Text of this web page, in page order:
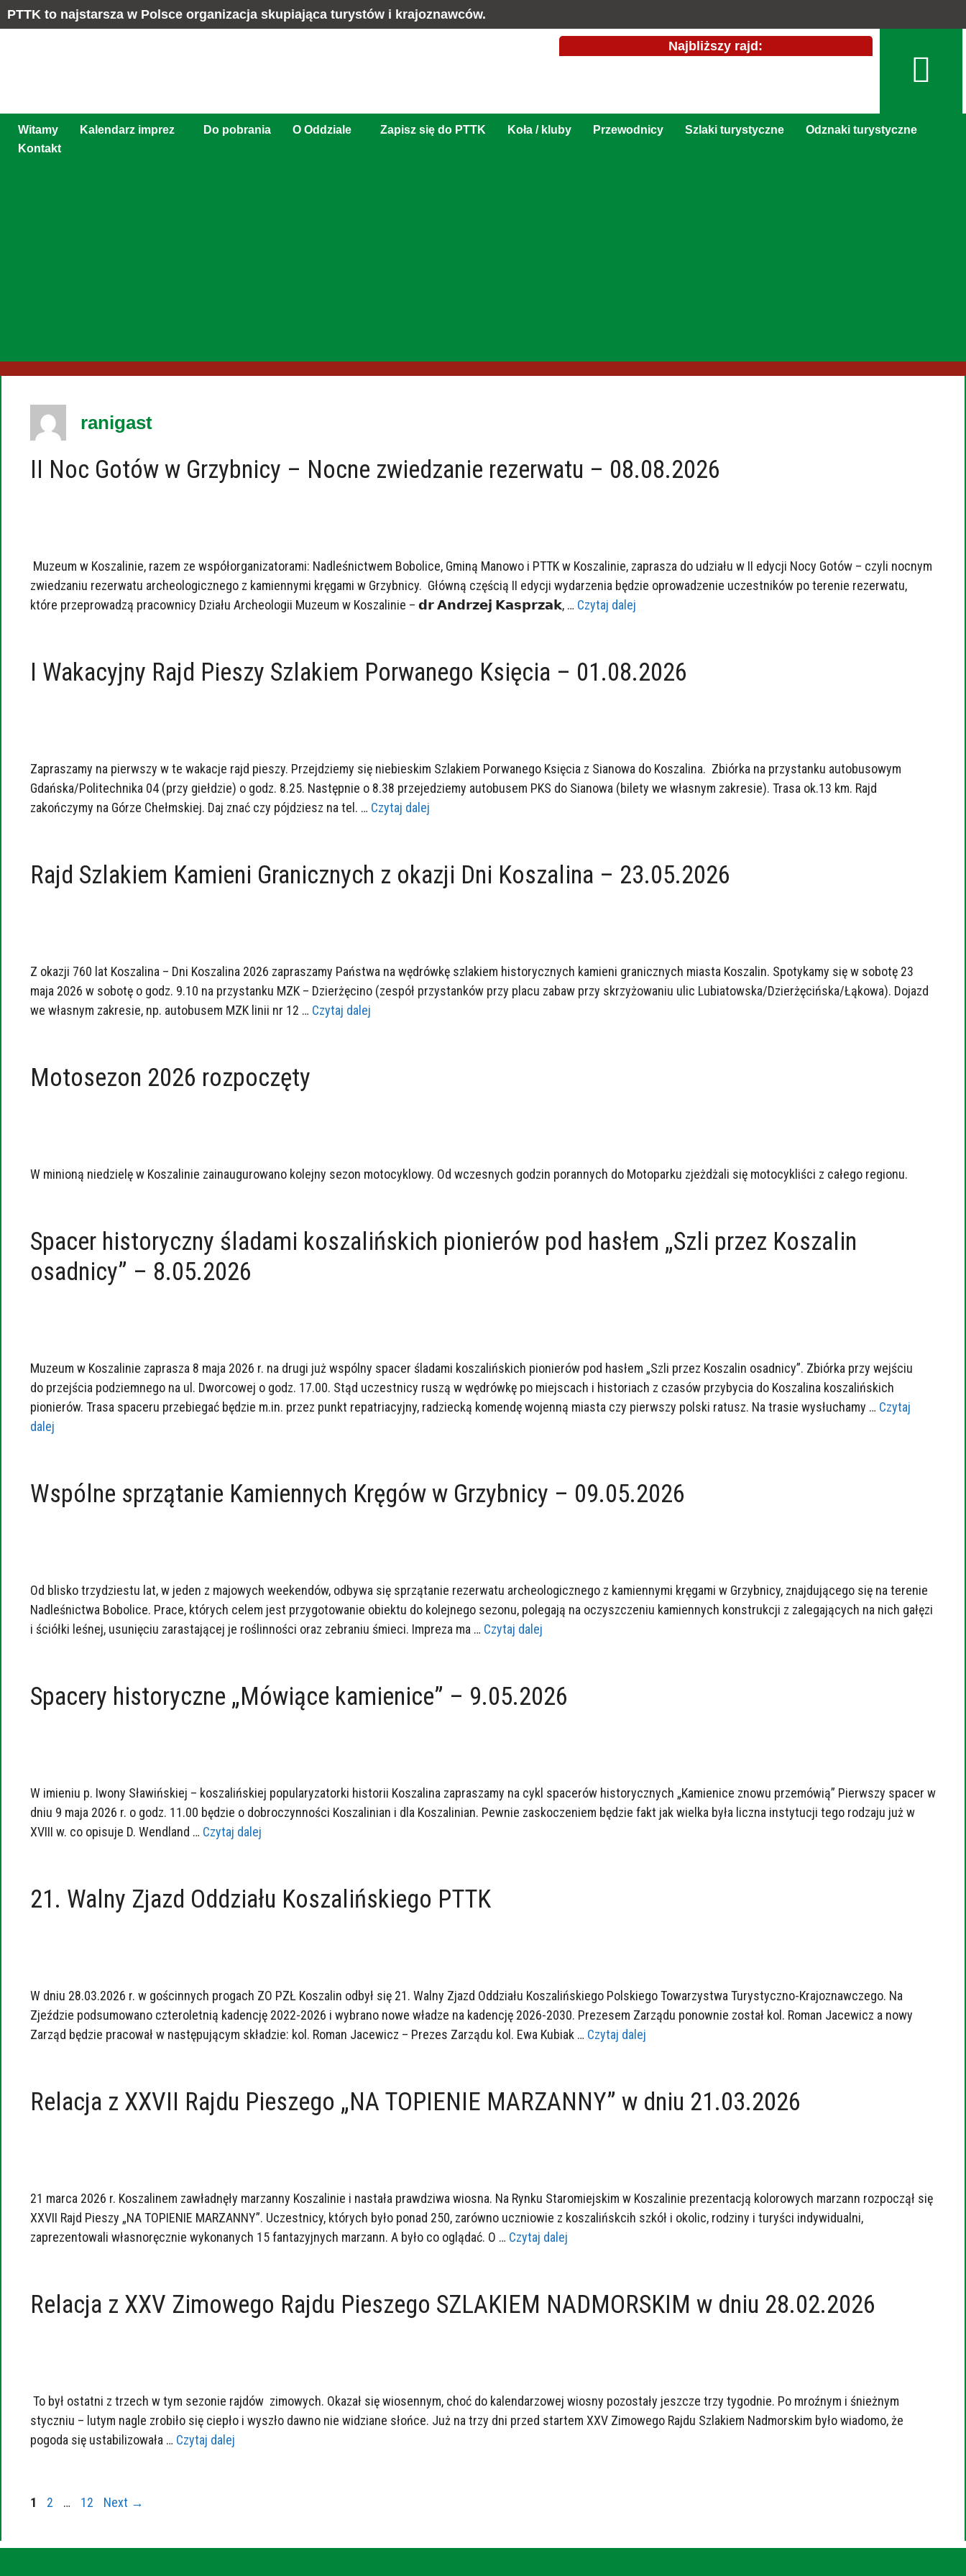
PTTK to najstarsza w Polsce organizacja skupiająca turystów i krajoznawców.
Najbliższy rajd:
Witamy Kalendarz imprez Do pobrania O Oddziale Zapisz się do PTTK Koła / kluby Przewodnicy Szlaki turystyczne
Odznaki turystyczne
Kontakt
ranigast
II Noc Gotów w Grzybnicy – Nocne zwiedzanie rezerwatu – 08.08.2026
Muzeum w Koszalinie, razem ze współorganizatorami: Nadleśnictwem Bobolice, Gminą Manowo i PTTK w Koszalinie, zaprasza do udziału w II edycji Nocy Gotów – czyli nocnym
zwiedzaniu rezerwatu archeologicznego z kamiennymi kręgami w Grzybnicy. Główną częścią II edycji wydarzenia będzie oprowadzenie uczestników po terenie rezerwatu,
które przeprowadzą pracownicy Działu Archeologii Muzeum w Koszalinie – 𝗱𝗿 𝗔𝗻𝗱𝗿𝘇𝗲𝗷 𝗞𝗮𝘀𝗽𝗿𝘇𝗮𝗸, … Czytaj dalej
I Wakacyjny Rajd Pieszy Szlakiem Porwanego Księcia – 01.08.2026
Zapraszamy na pierwszy w te wakacje rajd pieszy. Przejdziemy się niebieskim Szlakiem Porwanego Księcia z Sianowa do Koszalina. Zbiórka na przystanku autobusowym
Gdańska/Politechnika 04 (przy giełdzie) o godz. 8.25. Następnie o 8.38 przejedziemy autobusem PKS do Sianowa (bilety we własnym zakresie). Trasa ok.13 km. Rajd
zakończymy na Górze Chełmskiej. Daj znać czy pójdziesz na tel. … Czytaj dalej
Rajd Szlakiem Kamieni Granicznych z okazji Dni Koszalina – 23.05.2026
Z okazji 760 lat Koszalina – Dni Koszalina 2026 zapraszamy Państwa na wędrówkę szlakiem historycznych kamieni granicznych miasta Koszalin. Spotykamy się w sobotę 23
maja 2026 w sobotę o godz. 9.10 na przystanku MZK – Dzierżęcino (zespół przystanków przy placu zabaw przy skrzyżowaniu ulic Lubiatowska/Dzierżęcińska/Łąkowa). Dojazd
we własnym zakresie, np. autobusem MZK linii nr 12 … Czytaj dalej
Motosezon 2026 rozpoczęty
W minioną niedzielę w Koszalinie zainaugurowano kolejny sezon motocyklowy. Od wczesnych godzin porannych do Motoparku zjeżdżali się motocykliści z całego regionu.
Spacer historyczny śladami koszalińskich pionierów pod hasłem „Szli przez Koszalin
osadnicy” – 8.05.2026
Muzeum w Koszalinie zaprasza 8 maja 2026 r. na drugi już wspólny spacer śladami koszalińskich pionierów pod hasłem „Szli przez Koszalin osadnicy”. Zbiórka przy wejściu
do przejścia podziemnego na ul. Dworcowej o godz. 17.00. Stąd uczestnicy ruszą w wędrówkę po miejscach i historiach z czasów przybycia do Koszalina koszalińskich
pionierów. Trasa spaceru przebiegać będzie m.in. przez punkt repatriacyjny, radziecką komendę wojenną miasta czy pierwszy polski ratusz. Na trasie wysłuchamy … Czytaj
dalej
Wspólne sprzątanie Kamiennych Kręgów w Grzybnicy – 09.05.2026
Od blisko trzydziestu lat, w jeden z majowych weekendów, odbywa się sprzątanie rezerwatu archeologicznego z kamiennymi kręgami w Grzybnicy, znajdującego się na terenie
Nadleśnictwa Bobolice. Prace, których celem jest przygotowanie obiektu do kolejnego sezonu, polegają na oczyszczeniu kamiennych konstrukcji z zalegających na nich gałęzi
i ściółki leśnej, usunięciu zarastającej je roślinności oraz zebraniu śmieci. Impreza ma … Czytaj dalej
Spacery historyczne „Mówiące kamienice” – 9.05.2026
W imieniu p. Iwony Sławińskiej – koszalińskiej popularyzatorki historii Koszalina zapraszamy na cykl spacerów historycznych „Kamienice znowu przemówią” Pierwszy spacer w
dniu 9 maja 2026 r. o godz. 11.00 będzie o dobroczynności Koszalinian i dla Koszalinian. Pewnie zaskoczeniem będzie fakt jak wielka była liczna instytucji tego rodzaju już w
XVIII w. co opisuje D. Wendland … Czytaj dalej
21. Walny Zjazd Oddziału Koszalińskiego PTTK
W dniu 28.03.2026 r. w gościnnych progach ZO PZŁ Koszalin odbył się 21. Walny Zjazd Oddziału Koszalińskiego Polskiego Towarzystwa Turystyczno-Krajoznawczego. Na
Zjeździe podsumowano czteroletnią kadencję 2022-2026 i wybrano nowe władze na kadencję 2026-2030. Prezesem Zarządu ponownie został kol. Roman Jacewicz a nowy
Zarząd będzie pracował w następującym składzie: kol. Roman Jacewicz – Prezes Zarządu kol. Ewa Kubiak … Czytaj dalej
Relacja z XXVII Rajdu Pieszego „NA TOPIENIE MARZANNY” w dniu 21.03.2026
21 marca 2026 r. Koszalinem zawładnęły marzanny Koszalinie i nastała prawdziwa wiosna. Na Rynku Staromiejskim w Koszalinie prezentacją kolorowych marzann rozpoczął się
XXVII Rajd Pieszy „NA TOPIENIE MARZANNY”. Uczestnicy, których było ponad 250, zarówno uczniowie z koszalińskcih szkół i okolic, rodziny i turyści indywidualni,
zaprezentowali własnoręcznie wykonanych 15 fantazyjnych marzann. A było co oglądać. O … Czytaj dalej
Relacja z XXV Zimowego Rajdu Pieszego SZLAKIEM NADMORSKIM w dniu 28.02.2026
To był ostatni z trzech w tym sezonie rajdów zimowych. Okazał się wiosennym, choć do kalendarzowej wiosny pozostały jeszcze trzy tygodnie. Po mroźnym i śnieżnym
styczniu – lutym nagle zrobiło się ciepło i wyszło dawno nie widziane słońce. Już na trzy dni przed startem XXV Zimowego Rajdu Szlakiem Nadmorskim było wiadomo, że
pogoda się ustabilizowała … Czytaj dalej
1 2 … 12 Next →